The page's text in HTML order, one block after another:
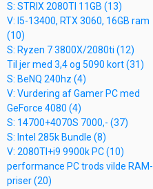
S: STRIX 2080TI 11GB (13)
V: I5-13400, RTX 3060, 16GB ram
(10)
S: Ryzen 7 3800X/2080ti (12)
Til jer med 3,4 og 5090 kort (31)
S: BeNQ 240hz (4)
V: Vurdering af Gamer PC med
GeForce 4080 (4)
S: 14700+4070S 7000,- (37)
S: Intel 285k Bundle (8)
V: 2080TI+i9 9900k PC (10)
performance PC trods vilde RAM-
priser (20)